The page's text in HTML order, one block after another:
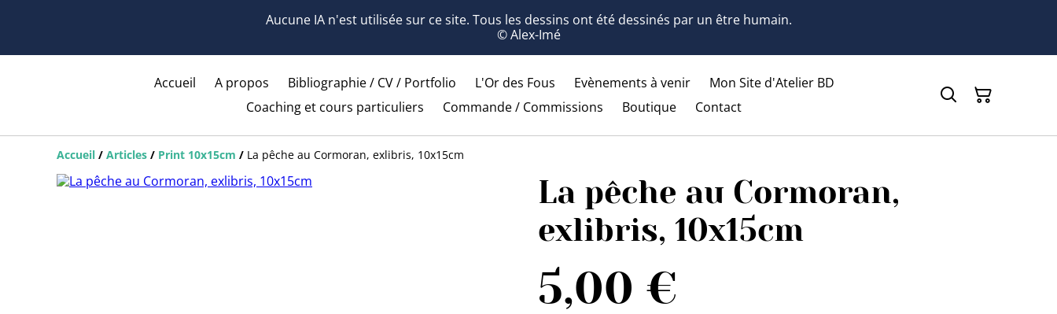
Aucune IA n'est utilisée sur ce site. Tous les dessins ont été dessinés par un être humain.
© Alex-Imé
Accueil A propos Bibliographie / CV / Portfolio L'Or des Fous Evènements à venir
Mon Site d'Atelier BD
Coaching et cours particuliers
Commande / Commissions Boutique Contact
Accueil / Articles / Print 10x15cm / La pêche au Cormoran, exlibris, 10x15cm
La pêche au Cormoran,
exlibris, 10x15cm
5,00 €